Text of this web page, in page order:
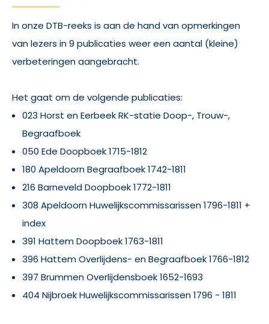
In onze DTB-reeks is aan de hand van opmerkingen
van lezers in 9 publicaties weer een aantal (kleine)
verbeteringen aangebracht.
Het gaat om de volgende publicaties:
023 Horst en Eerbeek RK-statie Doop-, Trouw-,
Begraafboek
050 Ede Doopboek 1715-1812
180 Apeldoorn Begraafboek 1742-1811
216 Barneveld Doopboek 1772-1811
308 Apeldoorn Huwelijkscommissarissen 1796-1811 +
index
391 Hattem Doopboek 1763-1811
396 Hattem Overlijdens- en Begraafboek 1766-1812
397 Brummen Overlijdensboek 1652-1693
404 Nijbroek Huwelijkscommissarissen 1796 - 1811